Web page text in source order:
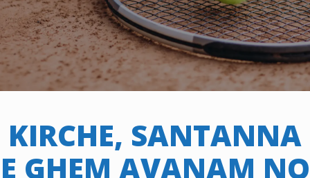
KIRCHE, SANTANNA
E GHEM AVANAM NO